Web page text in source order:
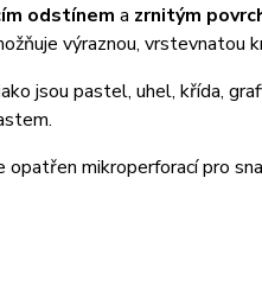
odstínem a zrnitým
výraznou, vrstevnatou
jsou pastel, uhel, křída,
mikroperforací pro